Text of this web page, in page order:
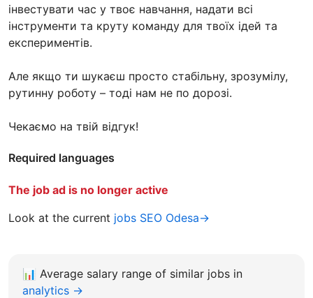
інвестувати час у твоє навчання, надати всі
інструменти та круту команду для твоїх ідей та
експериментів.
Але якщо ти шукаєш просто стабільну, зрозумілу,
рутинну роботу – тоді нам не по дорозі.
Чекаємо на твій відгук!
Required languages
The job ad is no longer active
Look at the current jobs SEO Odesa→
📊 Average salary range of similar jobs in
analytics →